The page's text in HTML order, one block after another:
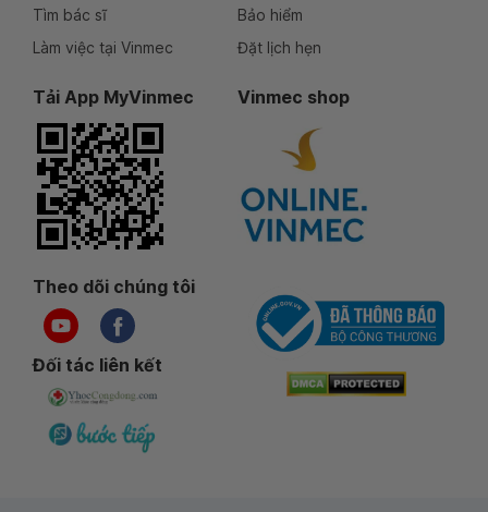
Tìm bác sĩ
Làm việc tại Vinmec
Bảo hiểm
Đặt lịch hẹn
Tải App MyVinmec Vinmec shop
Theo dõi chúng tôi
Đối tác liên kết